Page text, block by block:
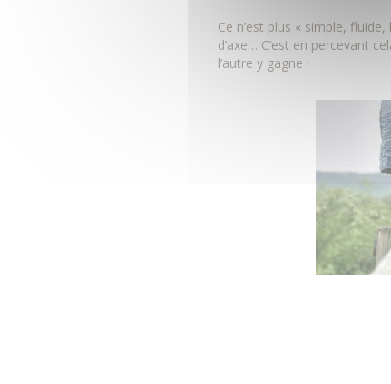
Ce n’est plus « simple,
d’axe… C’est en percevant
l’autre y gagne !